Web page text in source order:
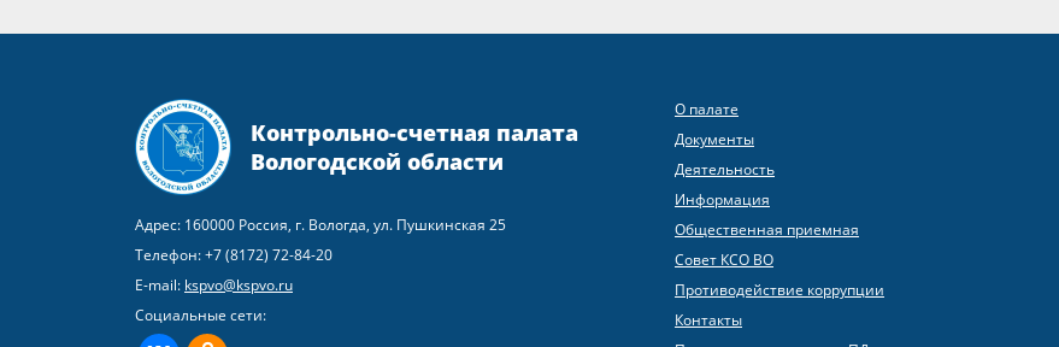
Контрольно-счетная палата
Вологодской области
Адрес: 160000 Россия, г. Вологда, ул. Пушкинская 25
Телефон:+7 (8172) 72-84-20
E-mail: kspvo@kspvo.ru
Социальные сети:
О палате
Документы
Деятельность
Информация
Общественная приемная
Совет КСО ВО
Противодействие коррупции
Контакты